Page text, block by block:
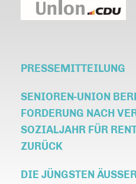
PRESSEMITTEILUNG
SENIOREN-UNION
FORDERUNG NACH
SOZIALJAHR FÜR
ZURÜCK
DIE JÜNGSTEN